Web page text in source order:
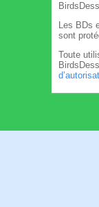
Les BDs
sont
Toute